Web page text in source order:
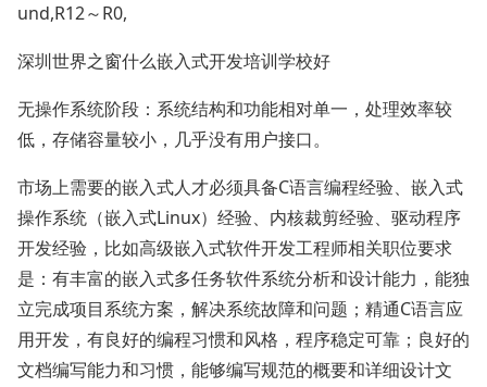
und,R12～R0,
深圳世界之窗什么嵌入式开发培训学校好
无操作系统阶段：系统结构和功能相对单一，处理效率较
低，存储容量较小，几乎没有用户接口。
市场上需要的嵌入式人才必须具备C语言编程经验、嵌入式
操作系统（嵌入式Linux）经验、内核裁剪经验、驱动程序
开发经验，比如高级嵌入式软件开发工程师相关职位要求
是：有丰富的嵌入式多任务软件系统分析和设计能力，能独
立完成项目系统方案，解决系统故障和问题；精通C语言应
用开发，有良好的编程习惯和风格，程序稳定可靠；良好的
文档编写能力和习惯，能够编写规范的概要和详细设计文